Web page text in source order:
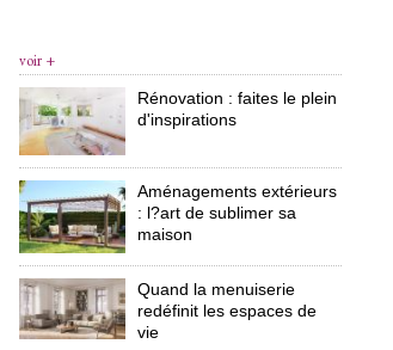
voir +
Rénovation : faites le plein
d'inspirations
Aménagements extérieurs
: l?art de sublimer sa
maison
Quand la menuiserie
redéfinit les espaces de
vie